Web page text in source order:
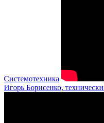
Системотехника
Игорь Борисенко,